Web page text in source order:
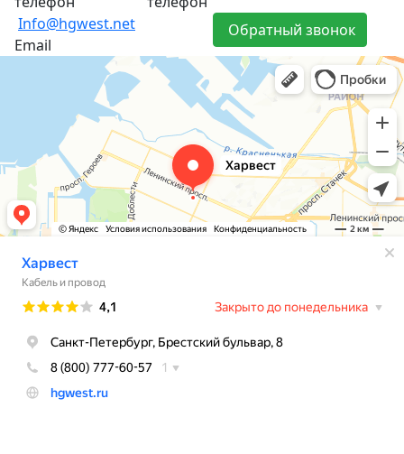
Info@hgwest.net
Email
Обратный звонок